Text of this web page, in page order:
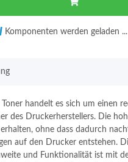
Komponenten werden geladen ...
Toner handelt es sich um einen
des Druckerherstellers. Die
ohne dass dadurch
auf den Drucker entstehen.
und Funktionalität ist mit